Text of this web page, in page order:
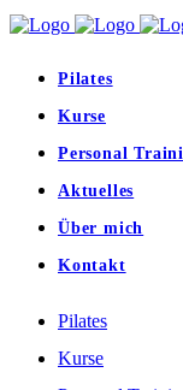
Pilates
Kurse
Personal
Aktuelles
Über mich
Kontakt
Pilates
Kurse